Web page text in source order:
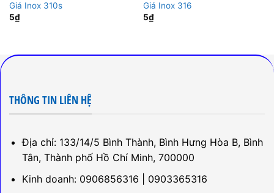
Giá Inox 310s
5₫
Giá Inox 316
5₫
THÔNG TIN LIÊN HỆ
Địa chỉ: 133/14/5 Bình Thành, Bình Hưng Hòa B, Bình
Tân, Thành phố Hồ Chí Minh, 700000
Kinh doanh: 0906856316 | 0903365316